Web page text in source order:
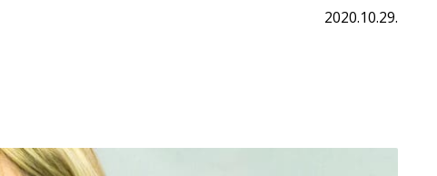
2020.10.29.